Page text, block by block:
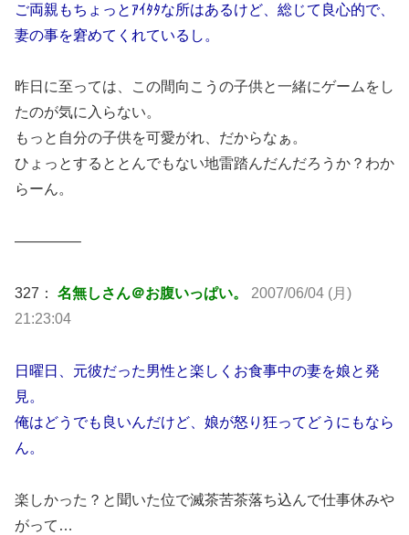
ご両親もちょっとｱｲﾀﾀな所はあるけど、総じて良心的で、
妻の事を窘めてくれているし。
昨日に至っては、この間向こうの子供と一緒にゲームをし
たのが気に入らない。
もっと自分の子供を可愛がれ、だからなぁ。
ひょっとするととんでもない地雷踏んだんだろうか？わか
らーん。
————–
327： 名無しさん＠お腹いっぱい。 2007/06/04 (月)
21:23:04
日曜日、元彼だった男性と楽しくお食事中の妻を娘と発
見。
俺はどうでも良いんだけど、娘が怒り狂ってどうにもなら
ん。
楽しかった？と聞いた位で滅茶苦茶落ち込んで仕事休みや
がって…